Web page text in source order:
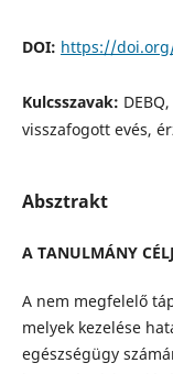
DOI: https://
Kulcsszavak:
visszafogott evés,
Absztrakt
A TANULMÁNY
A nem megfelelő
melyek kezelése
egészségügy